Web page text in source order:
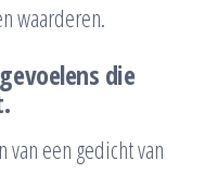
waarderen.
die
een gedicht van